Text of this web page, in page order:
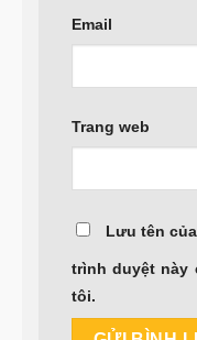
Email
Trang web
Lưu tên
trình duyệt này
tôi.